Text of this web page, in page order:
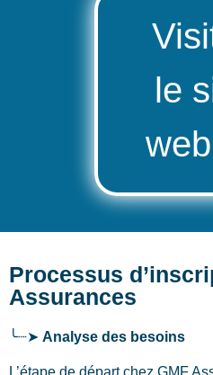
le
web
Processus
Assurances
╰┈➤ Analyse des besoins
L’étape de départ chez GMF